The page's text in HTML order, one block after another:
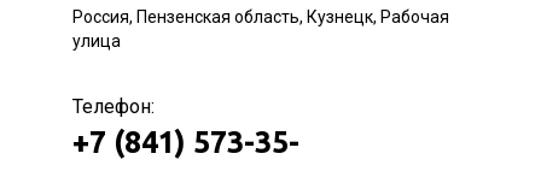
Россия, Пензенская область, Кузнецк, Рабочая
улица
Телефон:
+7 (841) 573-35-